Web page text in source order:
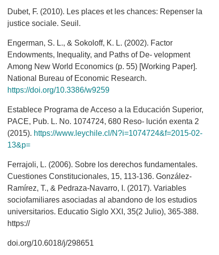
Dubet, F. (2010). Les places et les chances: Repenser la
justice sociale. Seuil.
Engerman, S. L., & Sokoloff, K. L. (2002). Factor
Endowments, Inequality, and Paths of De- velopment
Among New World Economics (p. 55) [Working Paper].
National Bureau of Economic Research.
https://doi.org/10.3386/w9259
Establece Programa de Acceso a la Educación Superior,
PACE, Pub. L. No. 1074724, 680 Reso- lución exenta 2
(2015). https://www.leychile.cl/N?i=1074724&f=2015-02-
13&p=
Ferrajoli, L. (2006). Sobre los derechos fundamentales.
Cuestiones Constitucionales, 15, 113-136. González-
Ramírez, T., & Pedraza-Navarro, I. (2017). Variables
sociofamiliares asociadas al abandono de los estudios
universitarios. Educatio Siglo XXI, 35(2 Julio), 365-388.
https://
doi.org/10.6018/j/298651